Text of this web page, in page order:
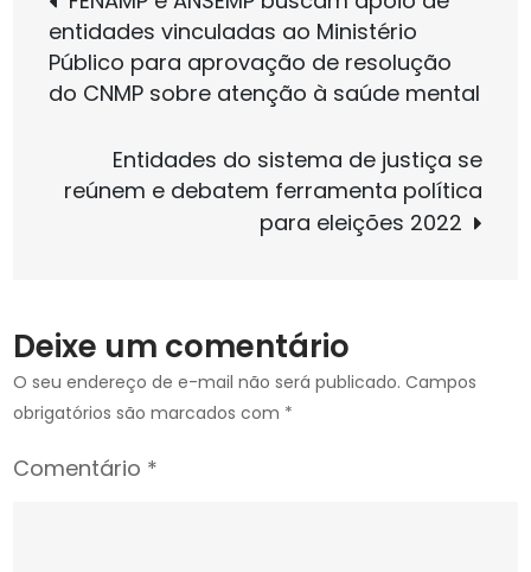
de
à
teve
de
Post
entidades vinculadas ao Ministério
Público para aprovação de resolução
do CNMP sobre atenção à saúde mental
Entidades do sistema de justiça se
reúnem e debatem ferramenta política
para eleições 2022
Deixe um comentário
O seu endereço de e-mail não será publicado. Campos
obrigatórios são marcados com *
Comentário *